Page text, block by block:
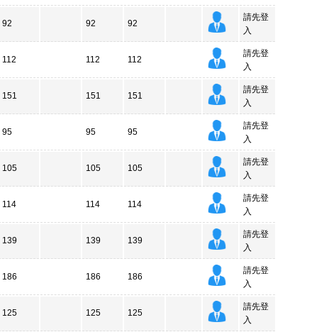
92 92 92
請先登
入
112 112 112
請先登
入
151 151 151
請先登
入
95 95 95
請先登
入
105 105 105
請先登
入
114 114 114
請先登
入
139 139 139
請先登
入
186 186 186
請先登
入
125 125 125
請先登
入